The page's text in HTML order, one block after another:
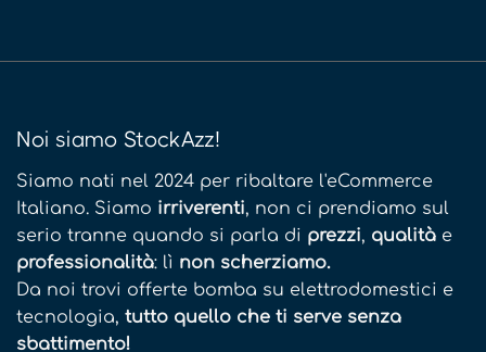
Noi siamo StockAzz!
Siamo nati nel 2024 per ribaltare l'eCommerce
Italiano. Siamo irriverenti, non ci prendiamo sul
serio tranne quando si parla di prezzi, qualità e
professionalità: lì non scherziamo.
Da noi trovi offerte bomba su elettrodomestici e
tecnologia, tutto quello che ti serve senza
sbattimento!